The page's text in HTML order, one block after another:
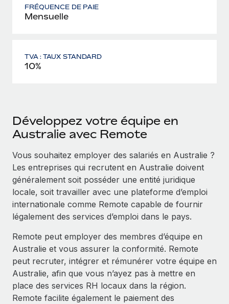
FRÉQUENCE DE PAIE
Mensuelle
TVA : TAUX STANDARD
10%
Développez votre équipe en
Australie avec Remote
Vous souhaitez employer des salariés en Australie ?
Les entreprises qui recrutent en Australie doivent
généralement soit posséder une entité juridique
locale, soit travailler avec une plateforme d’emploi
internationale comme Remote capable de fournir
légalement des services d’emploi dans le pays.
Remote peut employer des membres d’équipe en
Australie et vous assurer la conformité. Remote
peut recruter, intégrer et rémunérer votre équipe en
Australie, afin que vous n’ayez pas à mettre en
place des services RH locaux dans la région.
Remote facilite également le paiement des